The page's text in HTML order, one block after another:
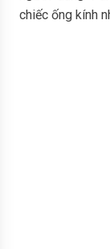
chiếc ống kính